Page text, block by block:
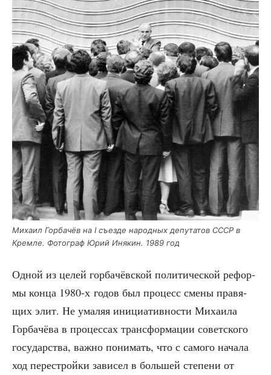
Миха­ил Гор­ба­чёв на I съез­де народ­ных депу­та­тов СССР в
Крем­ле. Фото­граф Юрий Иня­кин. 1989 год
Одной из целей гор­ба­чёв­ской поли­ти­че­ской рефор­
мы кон­ца 1980‑х годов был про­цесс сме­ны пра­вя­
щих элит. Не ума­ляя ини­ци­а­тив­но­сти Миха­и­ла
Гор­ба­чё­ва в про­цес­сах транс­фор­ма­ции совет­ско­го
госу­дар­ства, важ­но пони­мать, что с само­го нача­ла
ход пере­строй­ки зави­сел в боль­шей сте­пе­ни от